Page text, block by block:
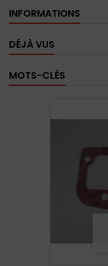
INFORMATIONS
DÉJÀ VUS
MOTS-CLÉS